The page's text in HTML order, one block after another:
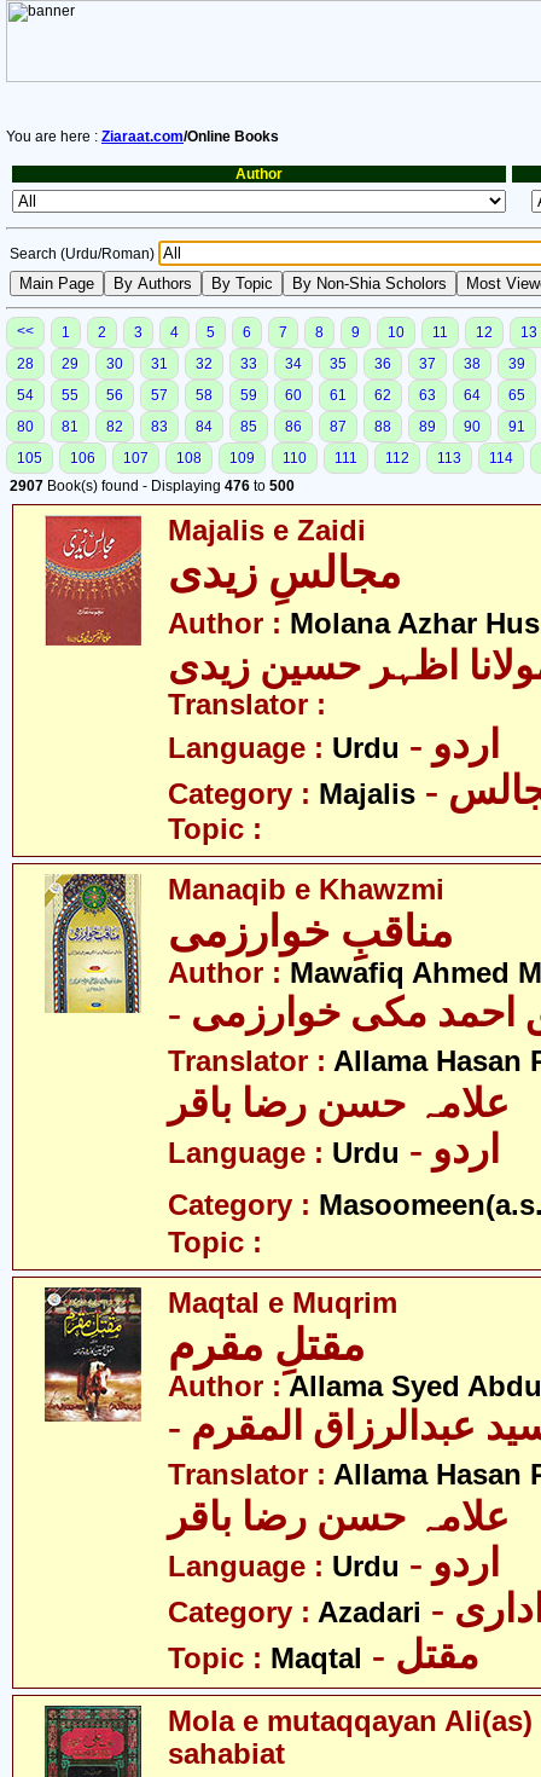
You are here : Ziaraat.com/Online Books
Author
Search (Urdu/Roman)
<< 1 2 3 4 5 6 7 8 9 10 11 12
13
28
29 30 31 32 33 34 35 36 37 38
39
54
55 56 57 58 59 60 61 62 63 64
65
80
81 82 83 84 85 86 87 88 89 90
91
105
106 107 108 109 110 111 112 113
114
2907 Book(s) found - Displaying 476 to 500
Majalis e Zaidi
مجالسِ زیدی
Author : Molana Azhar
اظہر حسین زیدی
Translator :
Language : Urdu - اردو
Category : Majalis
Topic :
Manaqib e Khawzmi
مناقبِ خوارزمی
Author : Mawafiq Ahmed
احمد مکی خوارزمی
Translator : Allama Hasan
علامہ حسن رضا باقر
Language : Urdu - اردو
Category :
Topic :
Maqtal e Muqrim
مقتلِ مقرم
Author :Allama Syed
عبدالرزاق المقرم
Translator : Allama Hasan
علامہ حسن رضا باقر
Language : Urdu - اردو
Category : Azadari
Topic : Maqtal - مقتل
Mola e mutaqqayan
sahabiat